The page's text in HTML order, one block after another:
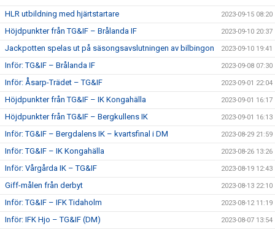
HLR utbildning med hjärtstartare 2023-09-15 08:20
Höjdpunkter från TG&IF – Brålanda IF 2023-09-10 20:37
Jackpotten spelas ut på säsongsavslutningen av bilbingon 2023-09-10 19:41
Inför: TG&IF – Brålanda IF 2023-09-08 07:30
Inför: Åsarp-Trädet – TG&IF 2023-09-01 22:04
Höjdpunkter från TG&IF – IK Kongahälla 2023-09-01 16:17
Höjdpunkter från TG&IF – Bergkullens IK 2023-09-01 16:13
Inför: TG&IF – Bergdalens IK – kvartsfinal i DM 2023-08-29 21:59
Inför: TG&IF – IK Kongahälla 2023-08-26 13:26
Inför: Vårgårda IK – TG&IF 2023-08-19 12:43
Giff-målen från derbyt 2023-08-13 22:10
Inför: TG&IF – IFK Tidaholm 2023-08-12 11:19
Inför: IFK Hjo – TG&IF (DM) 2023-08-07 13:54